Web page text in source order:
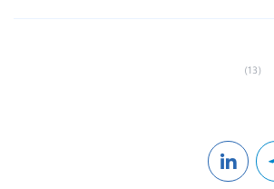
(13)